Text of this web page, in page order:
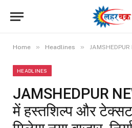
Home » Headlines » JAMSHEDPUR NEWS :जमशेदपुर में
HEADLINES
JAMSHEDPUR
में हस्तशिल्प और